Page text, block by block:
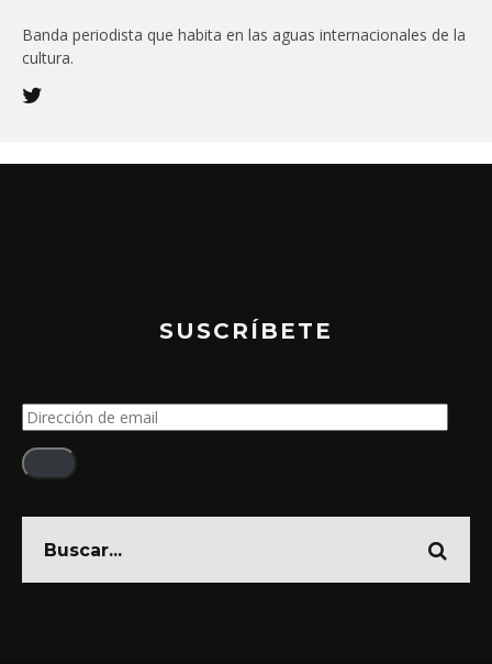
Banda periodista que habita en las aguas internacionales de la
cultura.
SUSCRÍBETE
Dirección
de
email